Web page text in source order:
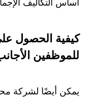
كيفية الحصول
للموظفين
يمكن أيضًا لشركة